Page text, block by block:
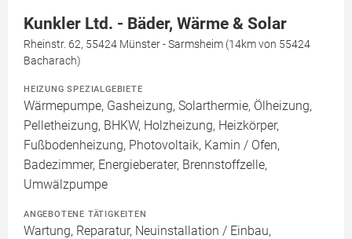
Kunkler Ltd. - Bäder, Wärme & Solar
Rheinstr. 62, 55424 Münster - Sarmsheim (14km von 55424
Bacharach)
HEIZUNG SPEZIALGEBIETE
Wärmepumpe, Gasheizung, Solarthermie, Ölheizung,
Pelletheizung, BHKW, Holzheizung, Heizkörper,
Fußbodenheizung, Photovoltaik, Kamin / Ofen,
Badezimmer, Energieberater, Brennstoffzelle,
Umwälzpumpe
ANGEBOTENE TÄTIGKEITEN
Wartung, Reparatur, Neuinstallation / Einbau,